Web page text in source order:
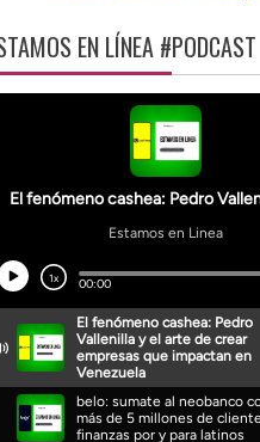
EN LÍNEA #PODCAST